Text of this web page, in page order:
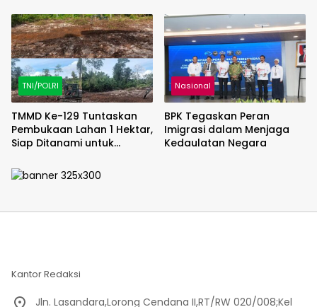
Papua Barat Daya
Kenangan Abadi untuk
Kampung Sesor
TNI/POLRI
TMMD Ke-129 Tuntaskan
Pembukaan Lahan 1 Hektar,
Siap Ditanami untuk
Pangan Kampung Sesor
Nasional
BPK Tegaskan Peran
Imigrasi dalam Menjaga
Kedaulatan Negara
Kantor Redaksi
Jln. Lasandara,Lorong Cendana II,RT/RW 020/008;Kel